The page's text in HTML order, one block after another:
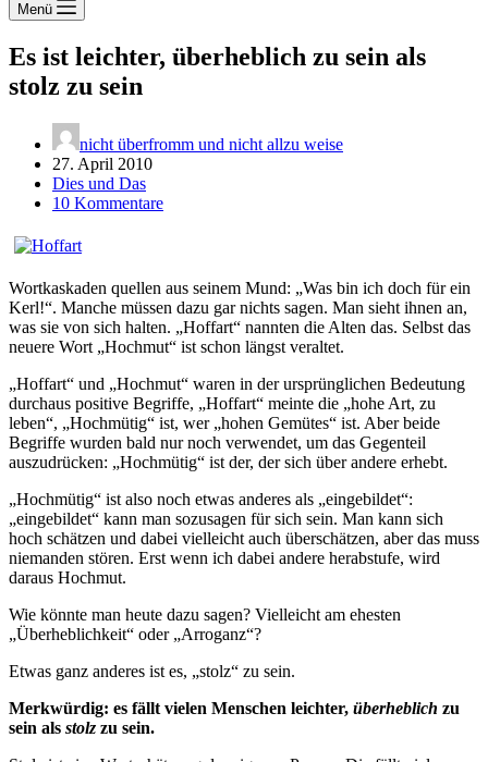
Menü
Es ist leichter, überheblich zu sein als
stolz zu sein
nicht überfromm und nicht allzu weise
27. April 2010
Dies und Das
10 Kommentare
Wortkaskaden quellen aus seinem Mund: „Was bin ich doch für ein
Kerl!“. Manche müssen dazu gar nichts sagen. Man sieht ihnen an,
was sie von sich halten. „Hoffart“ nannten die Alten das. Selbst das
neuere Wort „Hochmut“ ist schon längst veraltet.
„Hoffart“ und „Hochmut“ waren in der ursprünglichen Bedeutung
durchaus positive Begriffe, „Hoffart“ meinte die „hohe Art, zu
leben“, „Hochmütig“ ist, wer „hohen Gemütes“ ist. Aber beide
Begriffe wurden bald nur noch verwendet, um das Gegenteil
auszudrücken: „Hochmütig“ ist der, der sich über andere erhebt.
„Hochmütig“ ist also noch etwas anderes als „eingebildet“:
„eingebildet“ kann man sozusagen für sich sein. Man kann sich
hoch schätzen und dabei vielleicht auch überschätzen, aber das muss
niemanden stören. Erst wenn ich dabei andere herabstufe, wird
daraus Hochmut.
Wie könnte man heute dazu sagen? Vielleicht am ehesten
„Überheblichkeit“ oder „Arroganz“?
Etwas ganz anderes ist es, „stolz“ zu sein.
Merkwürdig: es fällt vielen Menschen leichter, überheblich zu
sein als stolz zu sein.